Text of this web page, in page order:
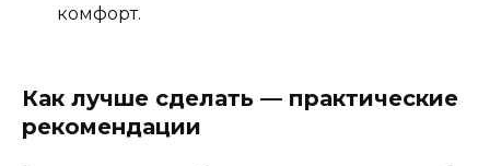
комфорт.
Как лучше сделать — практические
рекомендации